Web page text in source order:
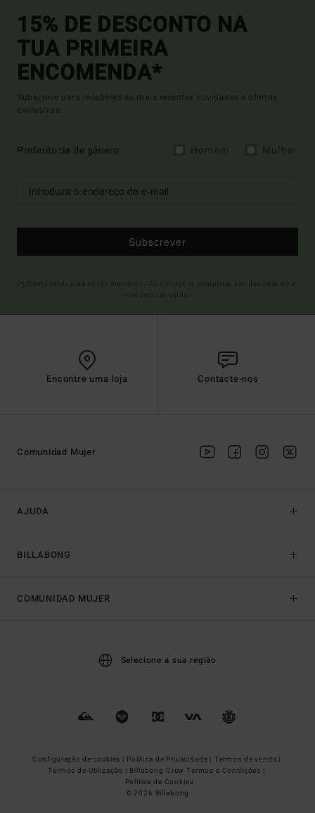
15% DE DESCONTO NA
TUA PRIMEIRA
ENCOMENDA*
Subscreve para receberes as mais recentes novidades e ofertas
exclusivas.
Preferência de género
Subscrever
Encontre uma loja Contacte-nos
AJUDA
BILLABONG
Comunidad Mujer
COMUNIDAD MUJER
Selecione a sua região
Configuração de cookies | Política de Privacidade | Termos de venda |
Termos de Utilizaçâo | Billabong Crew Termos e Condições |
Política de Cookies
© 2026 Billabong